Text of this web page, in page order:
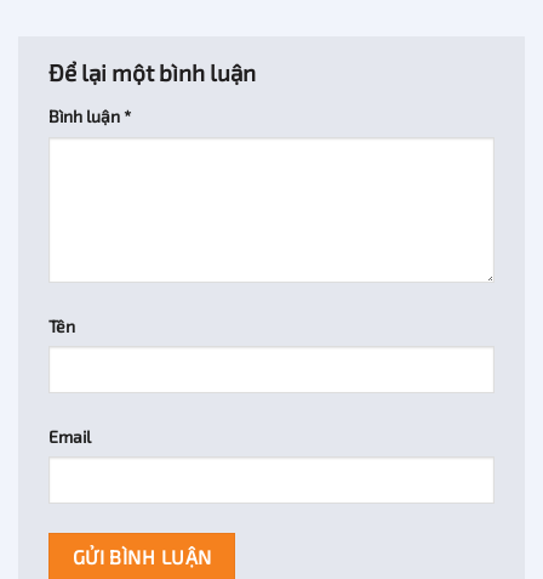
Để lại một bình luận
Bình luận *
Tên
Email